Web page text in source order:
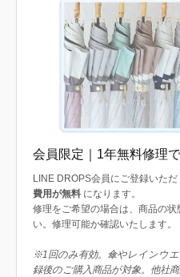
会員限定｜1年無料修理
LINE DROPS会員にご登録いただ
費用が無料 になります。
修理をご希望の場合は、商品の
い。修理可能か確認いたします。
※1回のみ有効。傘やレインウ
録後のご購入商品が対象。他社